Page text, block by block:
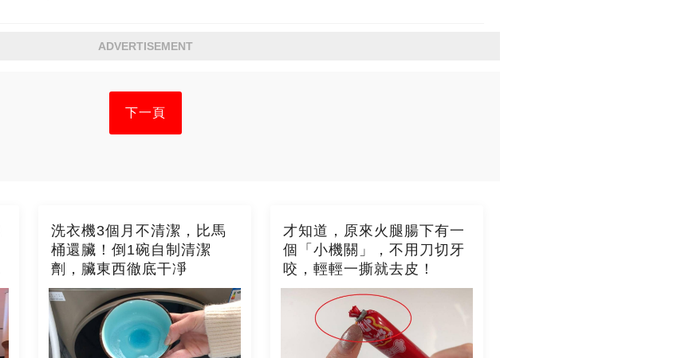
ADVERTISEMENT
下一頁
洗衣機3個月不清潔，比馬
桶還臟！倒1碗自制清潔
劑，臟東西徹底干凈
才知道，原來火腿腸下有一
個「小機關」，不用刀切牙
咬，輕輕一撕就去皮！